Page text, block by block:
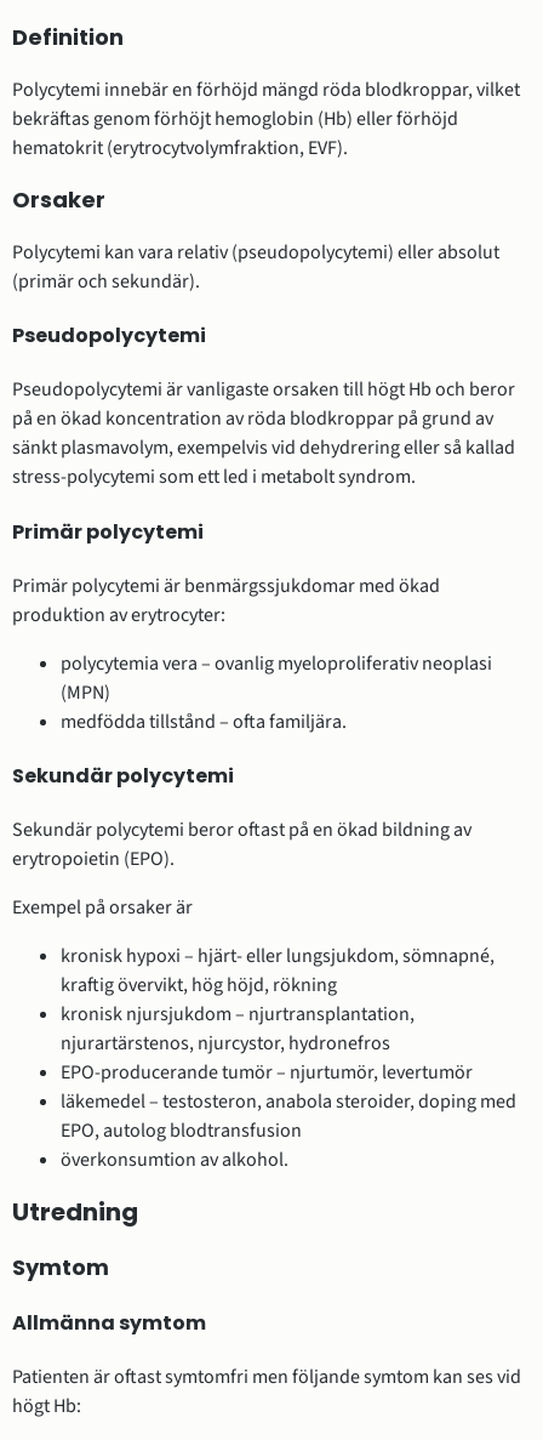
Definition
Polycytemi innebär en förhöjd mängd röda blodkroppar, vilket
bekräftas genom förhöjt hemoglobin (Hb) eller förhöjd
hematokrit (erytrocytvolymfraktion, EVF).
Orsaker
Polycytemi kan vara relativ (pseudopolycytemi) eller absolut
(primär och sekundär).
Pseudopolycytemi
Pseudopolycytemi är vanligaste orsaken till högt Hb och beror
på en ökad koncentration av röda blodkroppar på grund av
sänkt plasmavolym, exempelvis vid dehydrering eller så kallad
stress-polycytemi som ett led i metabolt syndrom.
Primär polycytemi
Primär polycytemi är benmärgssjukdomar med ökad
produktion av erytrocyter:
polycytemia vera – ovanlig myeloproliferativ neoplasi
(MPN)
medfödda tillstånd – ofta familjära.
Sekundär polycytemi
Sekundär polycytemi beror oftast på en ökad bildning av
erytropoietin (EPO).
Exempel på orsaker är
kronisk hypoxi – hjärt- eller lungsjukdom, sömnapné,
kraftig övervikt, hög höjd, rökning
kronisk njursjukdom – njurtransplantation,
njurartärstenos, njurcystor, hydronefros
EPO-producerande tumör – njurtumör, levertumör
läkemedel – testosteron, anabola steroider, doping med
EPO, autolog blodtransfusion
överkonsumtion av alkohol.
Utredning
Symtom
Allmänna symtom
Patienten är oftast symtomfri men följande symtom kan ses vid
högt Hb: